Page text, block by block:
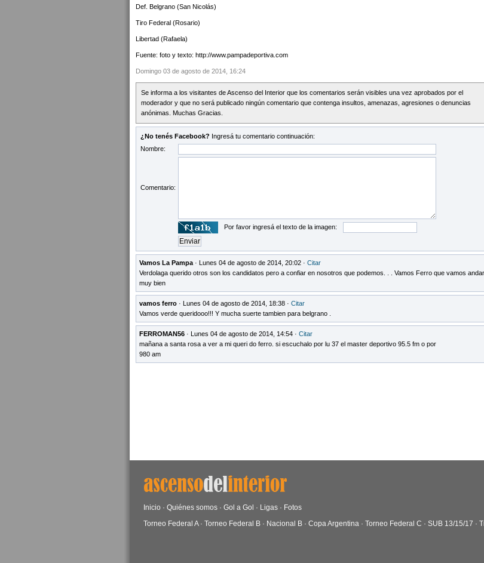
Def. Belgrano (San Nicolás)
Tiro Federal (Rosario)
Libertad (Rafaela)
Fuente: foto y texto: http://www.pampadeportiva.com
Domingo 03 de agosto de 2014, 16:24
Se informa a los visitantes de Ascenso del Interior que los comentarios serán visibles una vez aprobados por el
moderador y que no será publicado ningún comentario que contenga insultos, amenazas, agresiones o denuncias
anónimas. Muchas Gracias.
¿No tenés Facebook? Ingresá tu comentario continuación:
Nombre:
Comentario:
Por favor ingresá el texto de la imagen:
Vamos La Pampa · Lunes 04 de agosto de 2014, 20:02 · Citar
Verdolaga querido otros son los candidatos pero a confiar en nosotros que podemos. . . Vamos Ferro que vamos andar
muy bien
vamos ferro · Lunes 04 de agosto de 2014, 18:38 · Citar
Vamos verde queridooo!!! Y mucha suerte tambien para belgrano .
FERROMAN56 · Lunes 04 de agosto de 2014, 14:54 · Citar
mañana a santa rosa a ver a mi queri do ferro. si escuchalo por lu 37 el master deportivo 95.5 fm o por
980 am
Inicio · Quiénes somos · Gol a Gol · Ligas · Fotos
Torneo Federal A· Torneo Federal B · Nacional B · Copa Argentina · Torneo Federal C · SUB 13/15/17 ·